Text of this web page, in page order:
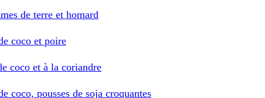
de terre et homard
coco et poire
coco et à la coriandre
coco, pousses de soja croquantes